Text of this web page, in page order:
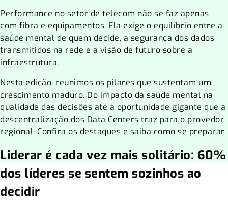
Performance no setor de telecom não se faz apenas
com fibra e equipamentos. Ela exige o equilíbrio entre a
saúde mental de quem decide, a segurança dos dados
transmitidos na rede e a visão de futuro sobre a
infraestrutura.
Nesta edição, reunimos os pilares que sustentam um
crescimento maduro. Do impacto da saúde mental na
qualidade das decisões até a oportunidade gigante que a
descentralização dos Data Centers traz para o provedor
regional. Confira os destaques e saiba como se preparar.
Liderar é cada vez mais solitário: 60%
dos líderes se sentem sozinhos ao
decidir